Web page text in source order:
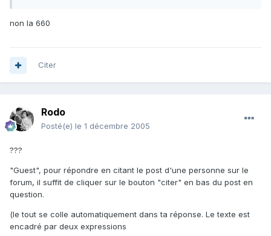
non la 660
Citer
Rodo
Posté(e) le 1 décembre 2005
???
"Guest", pour répondre en citant le post d'une personne sur le
forum, il suffit de cliquer sur le bouton "citer" en bas du post en
question.
(le tout se colle automatiquement dans ta réponse. Le texte est
encadré par deux expressions